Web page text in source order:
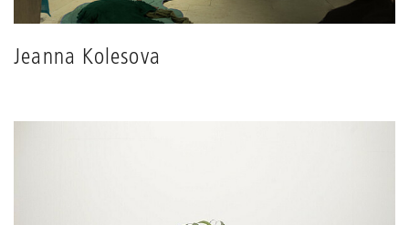
Jeanna Kolesova